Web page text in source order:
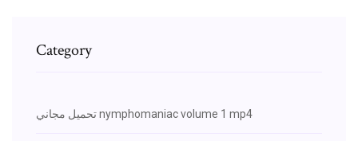
Category
تحميل مجاني nymphomaniac volume 1 mp4